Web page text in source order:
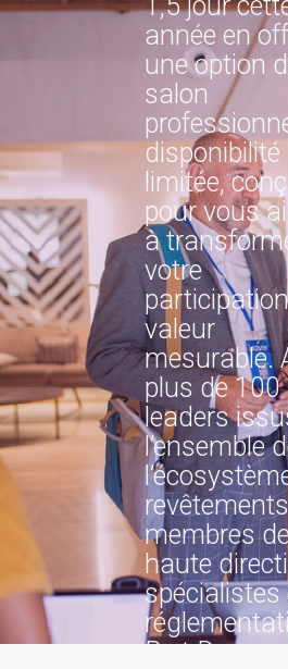
année en
une option
salon
disponibilité
limitée,
pour vous
à
votre
valeur
mesurable.
plus de 100
leaders
l’ensemble
membres
haute
spécialistes
R et D,